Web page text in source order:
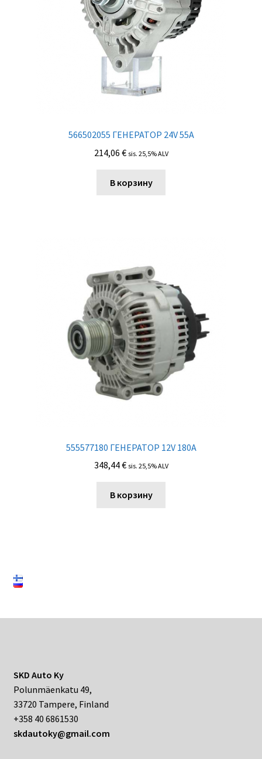
566502055 ГЕНЕРАТОР 24V 55A
214,06 € sis. 25,5% ALV
В корзину
555577180 ГЕНЕРАТОР 12V 180A
348,44€ sis. 25,5% ALV
В корзину
SKD Auto Ky
Polunmäenkatu 49,
33720 Tampere, Finland
+358 40 6861530
skdautoky@gmail.com